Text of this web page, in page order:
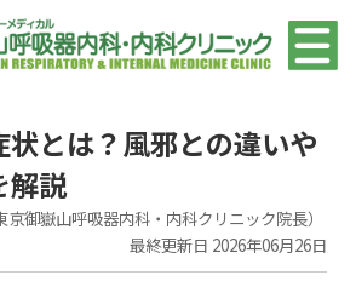
状とは？風邪との違いや
解説
京御嶽山呼吸器内科・内科クリニック院長）
最終更新日 2026年06月26日